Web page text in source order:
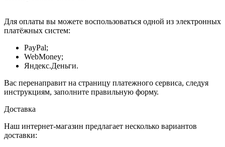
Для оплаты вы можете воспользоваться одной из электронных
платёжных систем:
PayPal;
WebMoney;
Яндекс.Деньги.
Вас перенаправит на страницу платежного сервиса, следуя
инструкциям, заполните правильную форму.
Доставка
Наш интернет-магазин предлагает несколько вариантов
доставки: